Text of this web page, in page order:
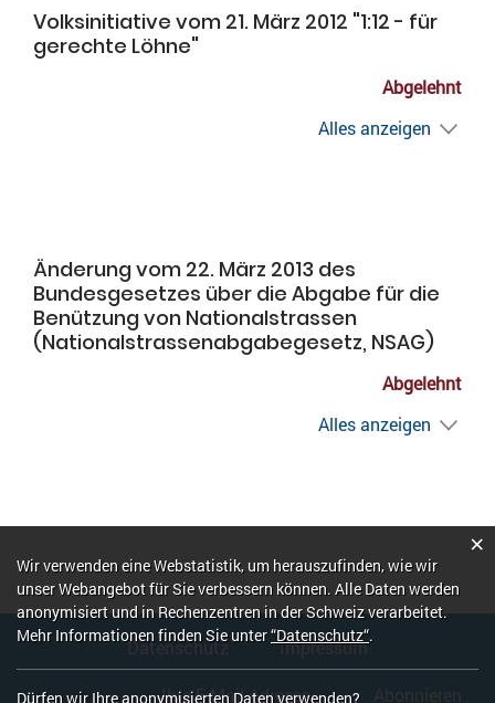
Volksinitiative vom 21. März 2012 "1:12 - für
gerechte Löhne"
Abgelehnt
Alles anzeigen
Änderung vom 22. März 2013 des
Bundesgesetzes über die Abgabe für die
Benützung von Nationalstrassen
(Nationalstrassenabgabegesetz, NSAG)
Abgelehnt
Alles anzeigen
FusszeileDatenschutz Impressum
Abonnieren
Webstatistik
Wir verwenden eine Webstatistik, um herauszufinden, wie wir
unser Webangebot für Sie verbessern können. Alle Daten werden
anonymisiert und in Rechenzentren in der Schweiz verarbeitet.
Mehr Informationen finden Sie unter“Datenschutz“.
Dürfen wir Ihre anonymisierten Daten verwenden?
×